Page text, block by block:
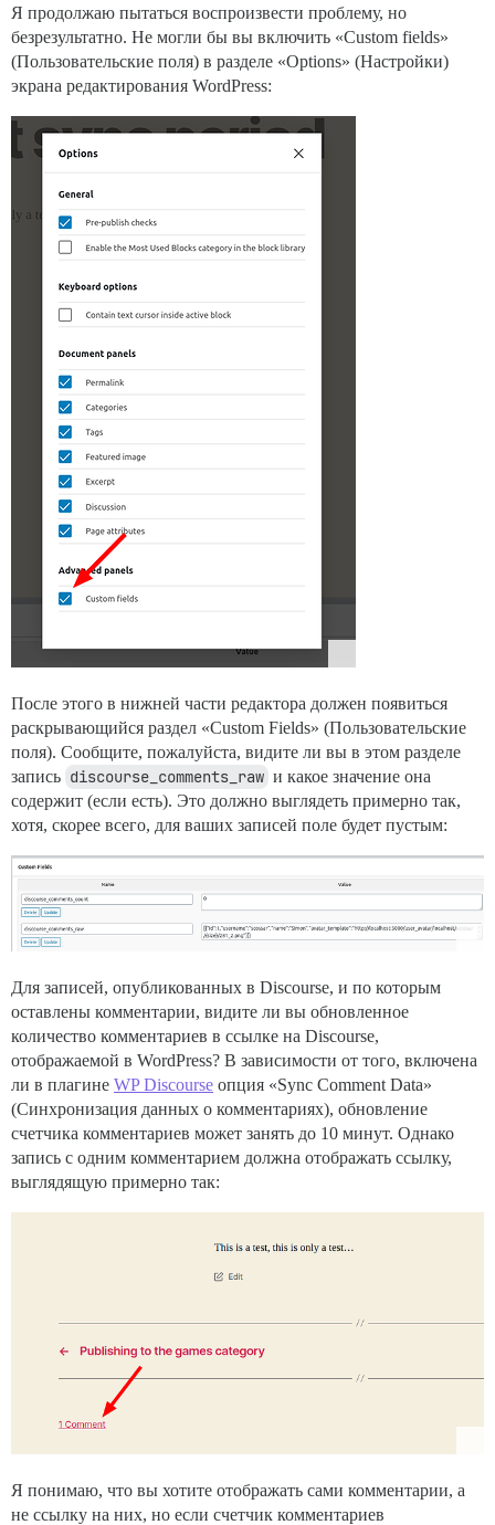
Я продолжаю пытаться воспроизвести проблему, но
безрезультатно. Не могли бы вы включить «Custom fields»
(Пользовательские поля) в разделе «Options» (Настройки)
экрана редактирования WordPress:
После этого в нижней части редактора должен появиться
раскрывающийся раздел «Custom Fields» (Пользовательские
поля). Сообщите, пожалуйста, видите ли вы в этом разделе
запись discourse_comments_raw и какое значение она
содержит (если есть). Это должно выглядеть примерно так,
хотя, скорее всего, для ваших записей поле будет пустым:
Для записей, опубликованных в Discourse, и по которым
оставлены комментарии, видите ли вы обновленное
количество комментариев в ссылке на Discourse,
отображаемой в WordPress? В зависимости от того, включена
ли в плагине WP Discourse опция «Sync Comment Data»
(Синхронизация данных о комментариях), обновление
счетчика комментариев может занять до 10 минут. Однако
запись с одним комментарием должна отображать ссылку,
выглядящую примерно так:
Я понимаю, что вы хотите отображать сами комментарии, а
не ссылку на них, но если счетчик комментариев